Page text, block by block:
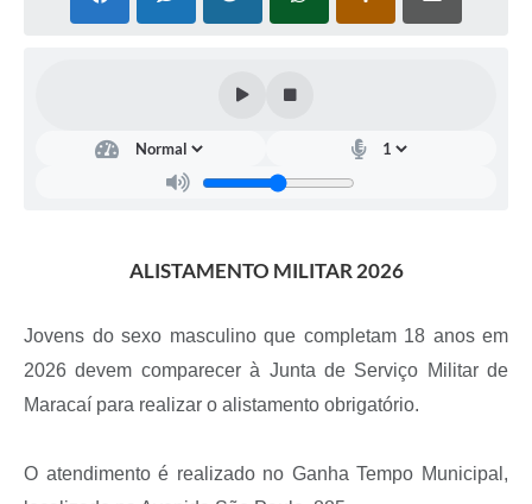
ALISTAMENTO MILITAR 2026
Jovens do sexo masculino que completam 18 anos em
2026 devem comparecer à Junta de Serviço Militar de
Maracaí para realizar o alistamento obrigatório.
O atendimento é realizado no Ganha Tempo Municipal,